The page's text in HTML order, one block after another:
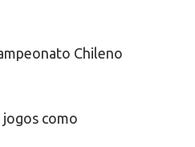
Chileno
jogos como